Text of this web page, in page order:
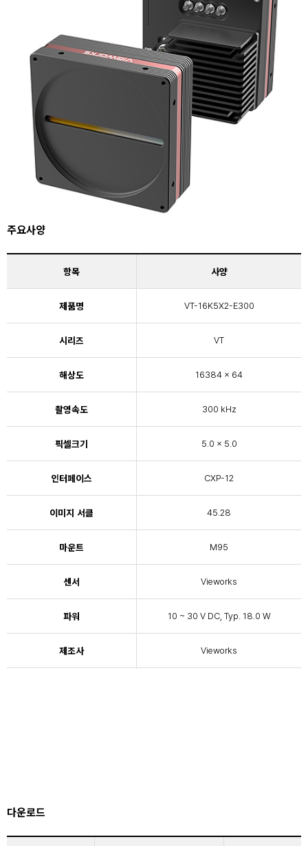
주요사양
항목 사양
제품명 VT-16K5X2-E300
시리즈 VT
해상도 16384 × 64
촬영속도 300 kHz
픽셀크기 5.0 x 5.0
인터페이스 CXP-12
이미지 서클 45.28
마운트 M95
센서 Vieworks
파워 10 ~ 30 V DC, Typ. 18.0 W
제조사 Vieworks
다운로드